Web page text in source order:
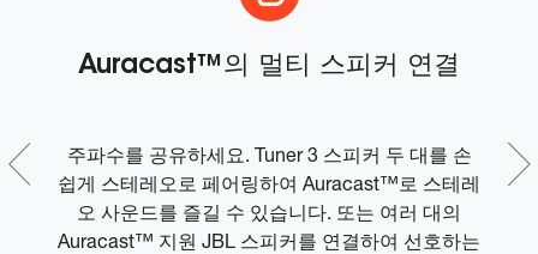
Auracast™의 멀티 스피커 연결
주파수를 공유하세요. Tuner 3 스피커 두 대를 손
쉽게 스테레오로 페어링하여 Auracast™로 스테레
오 사운드를 즐길 수 있습니다. 또는 여러 대의
Auracast™ 지원 JBL 스피커를 연결하여 선호하는